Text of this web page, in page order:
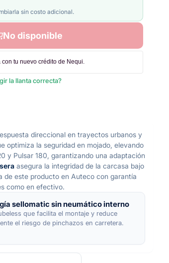
sin costo adicional.
No disponible
con tu nuevo crédito de Nequi.
la llanta correcta?
direccional en trayectos urbanos y
optimiza la seguridad en mojado, elevando
y Pulsar 180, garantizando una adaptación
asegura la integridad de la carcasa bajo
de este producto en Auteco con garantía
como en efectivo.
sellomatic sin neumático interno
que facilita el montaje y reduce
el riesgo de pinchazos en carretera.